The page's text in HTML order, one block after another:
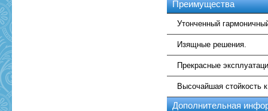
Преимущества
Утонченный
Изящные решения.
Прекрасные
Высочайшая стойкость
Дополнительная